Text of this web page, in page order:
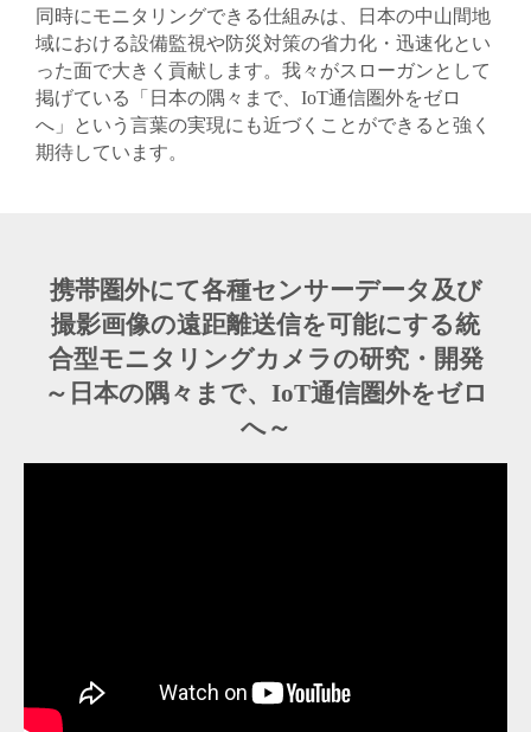
同時にモニタリングできる仕組みは、日本の中山間地
域における設備監視や防災対策の省力化・迅速化とい
った面で大きく貢献します。我々がスローガンとして
掲げている「日本の隅々まで、IoT通信圏外をゼロ
へ」という言葉の実現にも近づくことができると強く
期待しています。
携帯圏外にて各種センサーデータ及び
撮影画像の遠距離送信を可能にする統
合型モニタリングカメラの研究・開発
～日本の隅々まで、IoT通信圏外をゼロ
へ～